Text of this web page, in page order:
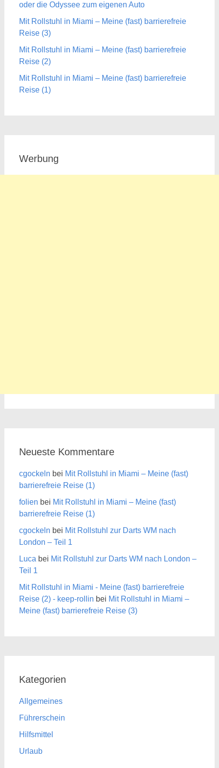
oder die Odyssee zum eigenen Auto
Mit Rollstuhl in Miami – Meine (fast) barrierefreie
Reise (3)
Mit Rollstuhl in Miami – Meine (fast) barrierefreie
Reise (2)
Mit Rollstuhl in Miami – Meine (fast) barrierefreie
Reise (1)
Werbung
Neueste Kommentare
cgockeln bei Mit Rollstuhl in Miami – Meine (fast)
barrierefreie Reise (1)
folien bei Mit Rollstuhl in Miami – Meine (fast)
barrierefreie Reise (1)
cgockeln bei Mit Rollstuhl zur Darts WM nach
London – Teil 1
Luca bei Mit Rollstuhl zur Darts WM nach London –
Teil 1
Mit Rollstuhl in Miami - Meine (fast) barrierefreie
Reise (2) - keep-rollin bei Mit Rollstuhl in Miami –
Meine (fast) barrierefreie Reise (3)
Kategorien
Allgemeines
Führerschein
Hilfsmittel
Urlaub